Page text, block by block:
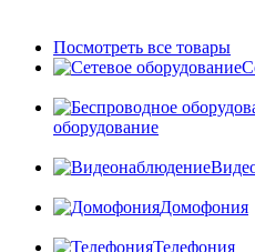
Посмотреть все товары
оборудование
Домофония
Телефония